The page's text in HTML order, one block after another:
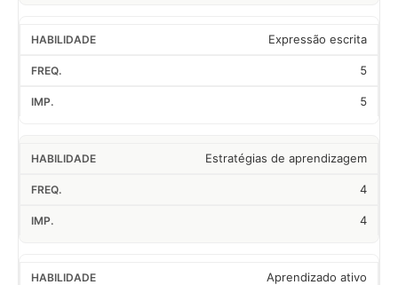
Expressão escrita
5
5
Estratégias de aprendizagem
4
4
Aprendizado ativo